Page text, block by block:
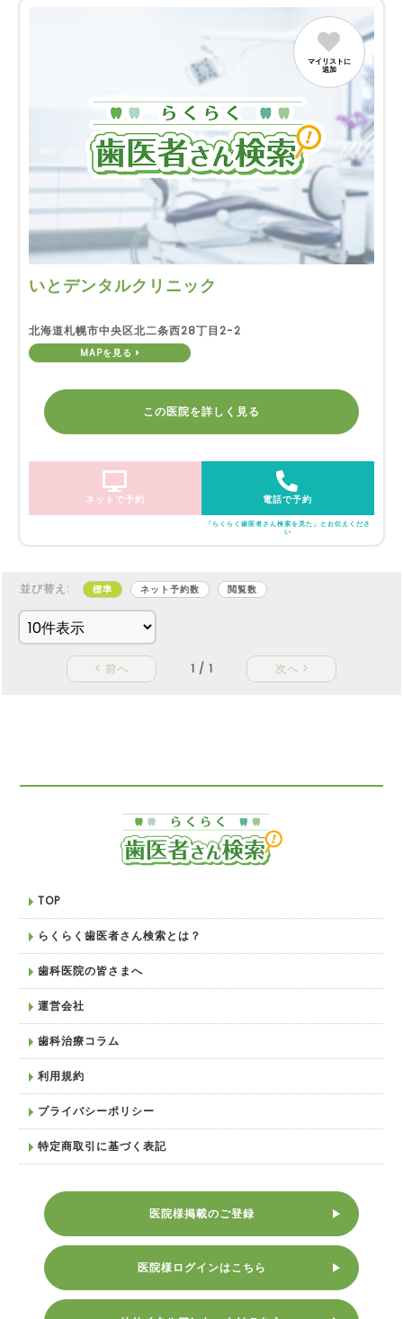
いとデンタルクリニック
マイリストに
追加
北海道札幌市中央区北二条西28丁目2-2
MAPを見る
この医院を詳しく見る
ネットで予約 電話で予約
「らくらく歯医者さん検索を見た」とお伝えくださ
い
並び替え: 標準 ネット予約数 閲覧数
< 前へ 1 / 1 次へ >
TOP
らくらく歯医者さん検索とは？
歯科医院の皆さまへ
運営会社
歯科治療コラム
利用規約
プライバシーポリシー
特定商取引に基づく表記
医院様掲載のご登録
医院様ログインはこちら